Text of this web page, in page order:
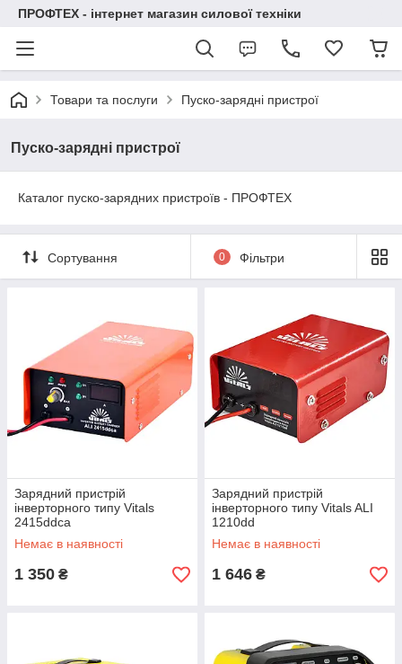
ПРОФТЕХ - інтернет магазин силової техніки
Товари та послуги Пуско-зарядні пристрої
Пуско-зарядні пристрої
Каталог пуско-зарядних пристроїв - ПРОФТЕХ
Сортування 0 Фільтри
Зарядний пристрій
інверторного типу Vitals
2415ddca
Немає в наявності
1 350 ₴
Зарядний пристрій
інверторного типу Vitals ALI
1210dd
Немає в наявності
1 646 ₴